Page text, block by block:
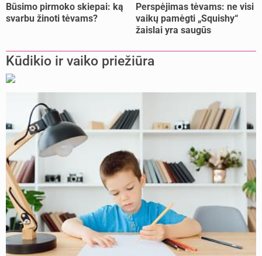
Būsimo pirmoko skiepai: ką
svarbu žinoti tėvams?
Perspėjimas tėvams: ne visi
vaikų pamėgti „Squishy“
žaislai yra saugūs
Kūdikio ir vaiko priežiūra